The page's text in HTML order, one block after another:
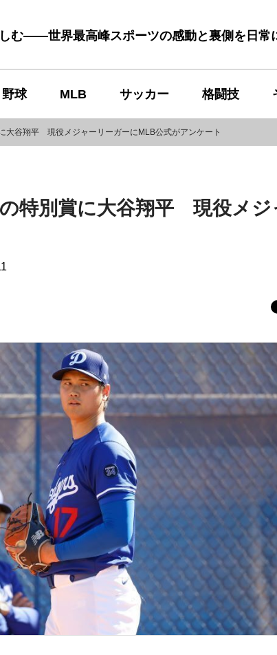
む――世界最高峰スポーツの感動と裏側を日常
野球 MLB サッカー 格闘技
大谷翔平 現役メジャーリーガーにMLB公式がアンケート
特別賞に大谷翔平 現役メジ